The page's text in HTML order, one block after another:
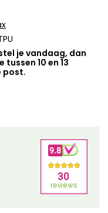
je vandaag, dan
10 en 13
post.